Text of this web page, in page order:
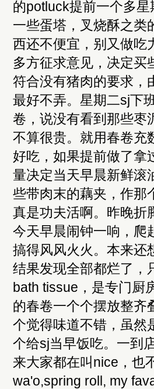
的potluck提前一个多
一些蛋塔，叉烧酥之类
西还不便宜，别又做吃
多方征求意见，决定买
符合没有猪肉的要求，
最好不弄。星期二sj下
卷，说没有看到那些枣
不算很贵。就用春卷充
好吃，如果提前做了拿
量决定当天早晨新鲜滚
些带肉末的藕夹，作那
真是功夫活啊。昨晚折
今天早晨闹钟一响，爬
搞得风风火火。本来还
结果发现全部都烂了，
bath tissue，是专门厨
的春卷一个个摆放整齐
个觉得味道不错，虽然
个给sj当早饭吃。一到
来大家都在叫nice，也
wa'o,spring roll, my